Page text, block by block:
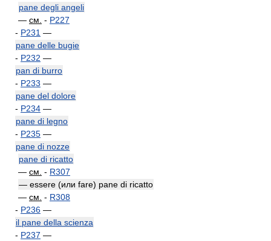
pane degli angeli
— см. - P227
- P231 —
pane delle bugie
- P232 —
pan di burro
- P233 —
pane del dolore
- P234 —
pane di legno
- P235 —
pane di nozze
pane di ricatto
— см. - R307
— essere (или fare) pane di ricatto
— см. - R308
- P236 —
il pane della scienza
- P237 —